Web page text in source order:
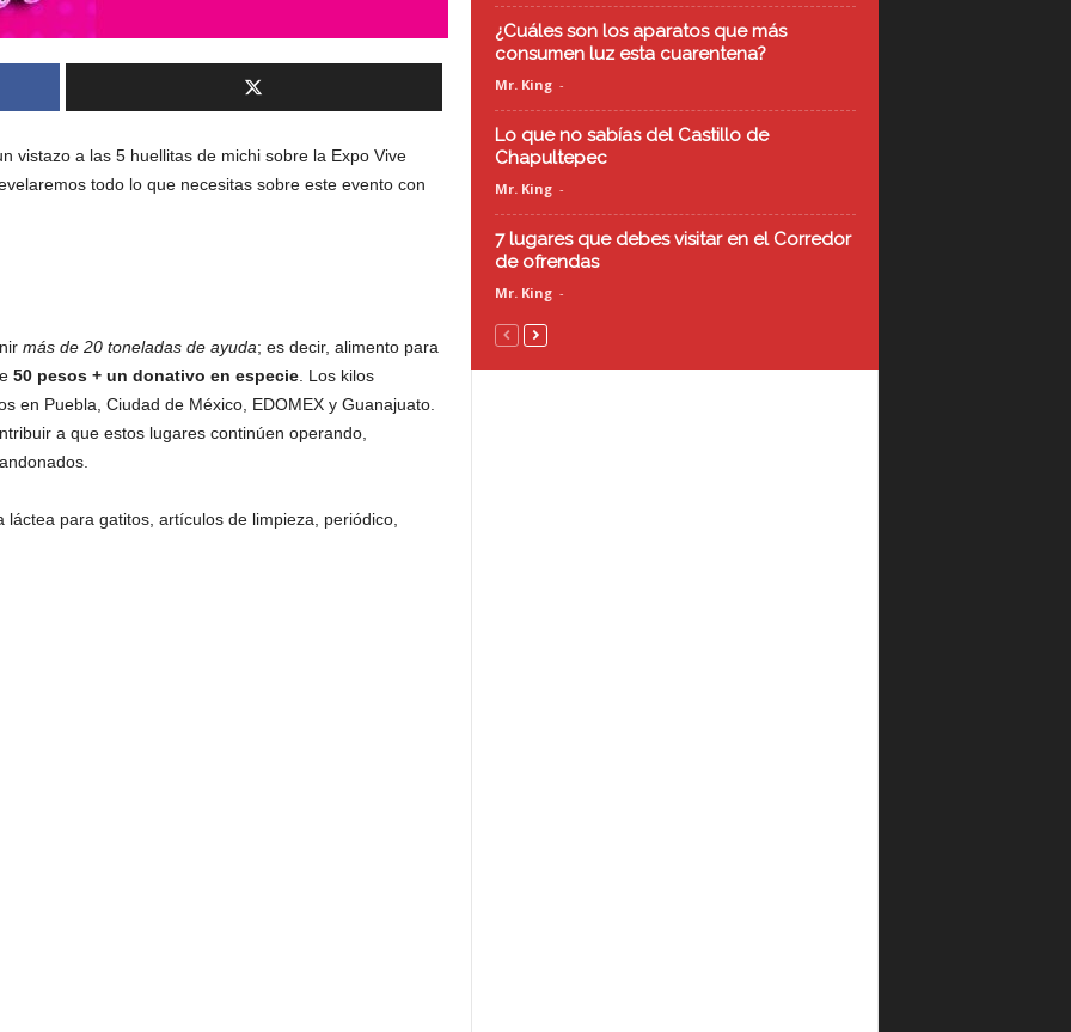
vistazo a las 5 huellitas de michi sobre la Expo Vive
todo lo que necesitas sobre este evento con
más de 20 toneladas de ayuda; es decir, alimento para
50 pesos + un donativo en especie. Los kilos
en Puebla, Ciudad de México, EDOMEX y Guanajuato.
a que estos lugares continúen operando,
para gatitos, artículos de limpieza, periódico,
¿Cuáles son los aparatos que más
consumen luz esta cuarentena?
Mr. King -
Lo que no sabías del Castillo de
Chapultepec
Mr. King -
7 lugares que debes visitar en el Corredor
de ofrendas
Mr. King -